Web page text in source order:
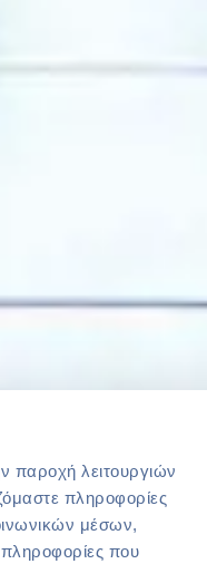
παροχή λειτουργιών
πληροφορίες
μέσων,
που